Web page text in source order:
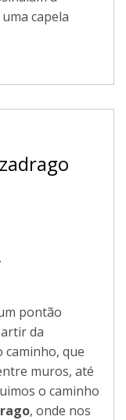
capela
pontão
da
caminho, que
muros, até
o caminho
, onde nos